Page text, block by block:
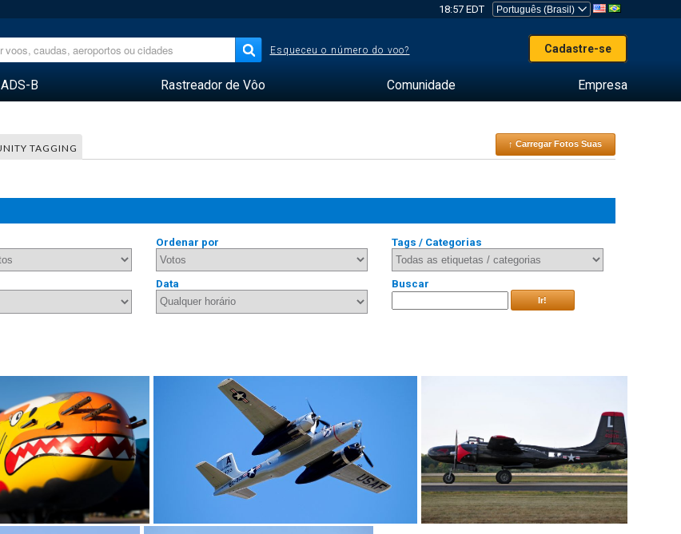
18:57 EDT
Esqueceu o número do voo? Cadastre-se
ADS-B Rastreador de Vôo Comunidade Empresa
TAGGING ↑ Carregar Fotos Suas
Ordenar por Tags / Categorias
Data Buscar
Ir!